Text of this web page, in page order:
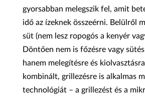
gyorsabban melegszik fel, amit
idő az ízeknek összeérni. Belülről
süt (nem lesz ropogós a kenyér
Döntően nem is főzésre vagy
hanem melegítésre és
kombinált, grillezésre is alkalmas
technológiát – a grillezést és a